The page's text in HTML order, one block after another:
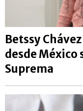
Betssy
desde México
Suprema